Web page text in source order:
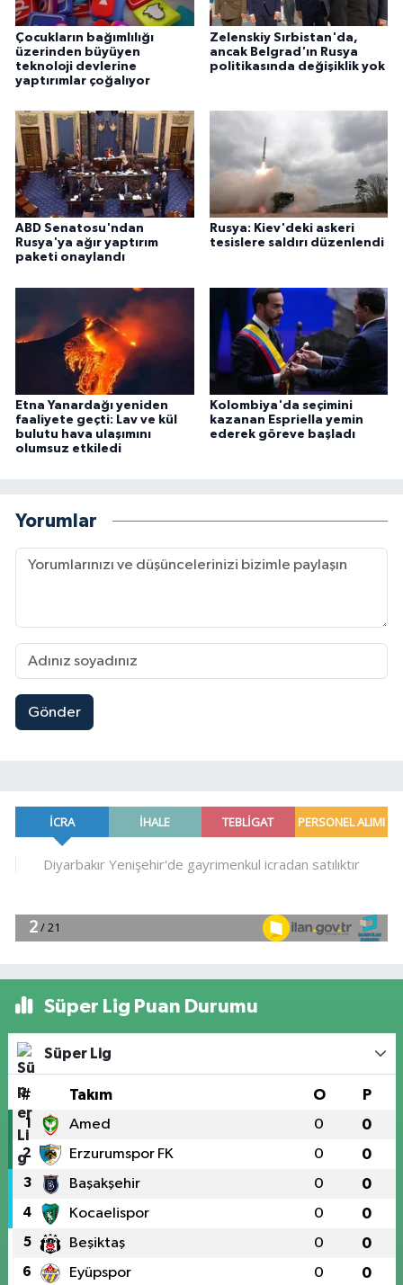
Çocukların bağımlılığı
üzerinden büyüyen
teknoloji devlerine
yaptırımlar çoğalıyor
Zelenskiy Sırbistan'da,
ancak Belgrad'ın Rusya
politikasında değişiklik yok
ABD Senatosu'ndan
Rusya'ya ağır yaptırım
paketi onaylandı
Rusya: Kiev'deki askeri
tesislere saldırı düzenlendi
Etna Yanardağı yeniden
faaliyete geçti: Lav ve kül
bulutu hava ulaşımını
olumsuz etkiledi
Kolombiya'da seçimini
kazanan Espriella yemin
ederek göreve başladı
Yorumlar
Gönder
Süper Lig Puan Durumu
Süper Lig
# Takım O P
1 Amed 0 0
2 Erzurumspor FK 0 0
3 Başakşehir 0 0
4 Kocaelispor 0 0
5 Beşiktaş 0 0
6 Eyüpspor 0 0